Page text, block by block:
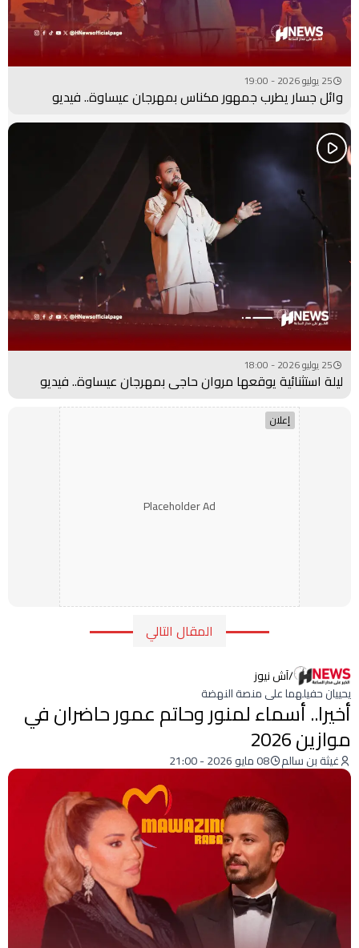
25 يوليو 2026 - 19:00
وائل جسار يطرب جمهور مكناس بمهرجان عيساوة.. فيديو
25 يوليو 2026 - 18:00
ليلة استثنائية يوقعها مروان حاجي بمهرجان عيساوة.. فيديو
إعلان
Placeholder Ad
المقال التالي
/آش نيوز
يحييان حفيلهما على منصة النهضة
أخيرا.. أسماء لمنور وحاتم عمور حاضران في
موازين 2026
غيثة بن سالم 08 مايو 2026 - 21:00